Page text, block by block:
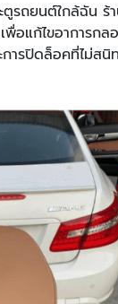
รถยนต์ใกล้ฉัน ร้
พื่อแก้ไขอาการก
ารปิดล็อคที่ไม่ส